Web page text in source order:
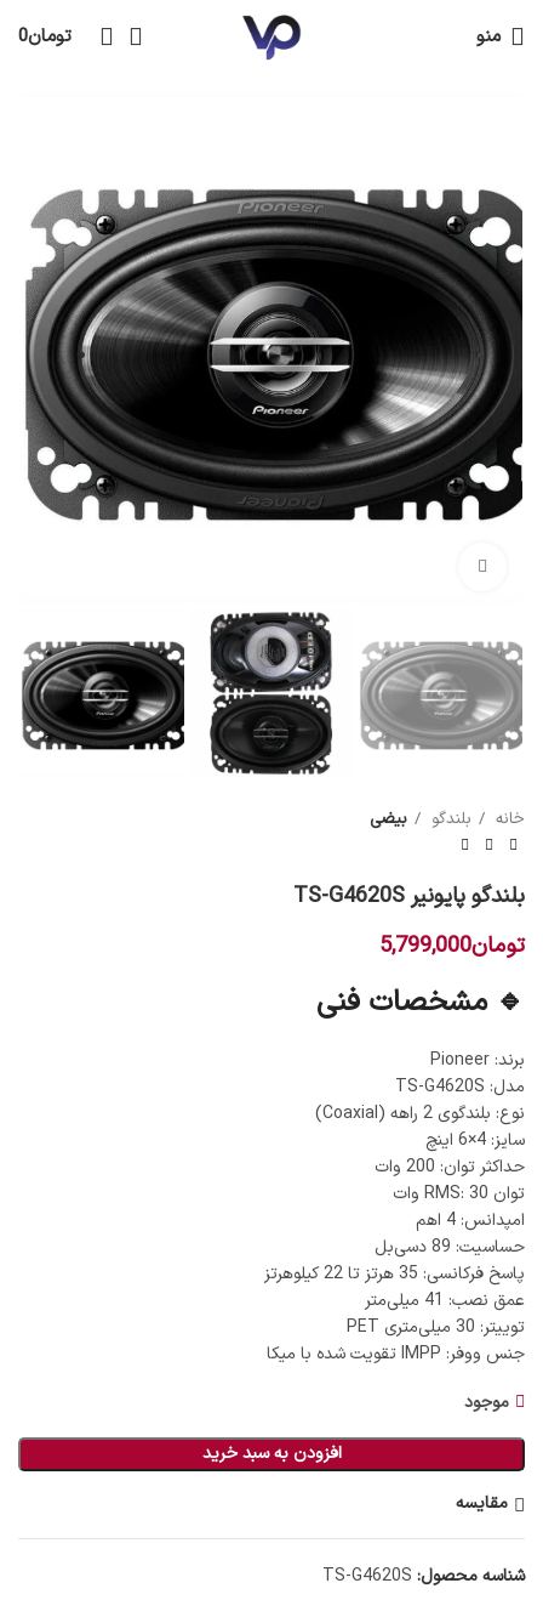
منو تومان0
خانه بلندگو بیضی
بلندگو پایونیر TS-G4620S
تومان5,799,000
🔹 مشخصات فنی
برند: Pioneer
مدل: TS-G4620S
نوع: بلندگوی 2 راهه (Coaxial)
سایز: 4×6 اینچ
حداکثر توان: 200 وات
توان RMS: 30 وات
امپدانس: 4 اهم
حساسیت: 89 دسی‌بل
پاسخ فرکانسی: 35 هرتز تا 22 کیلوهرتز
عمق نصب: 41 میلی‌متر
توییتر: 30 میلی‌متری PET
جنس ووفر: IMPP تقویت شده با میکا
موجود
افزودن به سبد خرید
مقایسه
شناسه محصول: TS-G4620S